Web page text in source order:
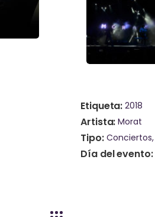
Etiqueta 2018
Artista Morat
Tipo Conciertos
Día del evento